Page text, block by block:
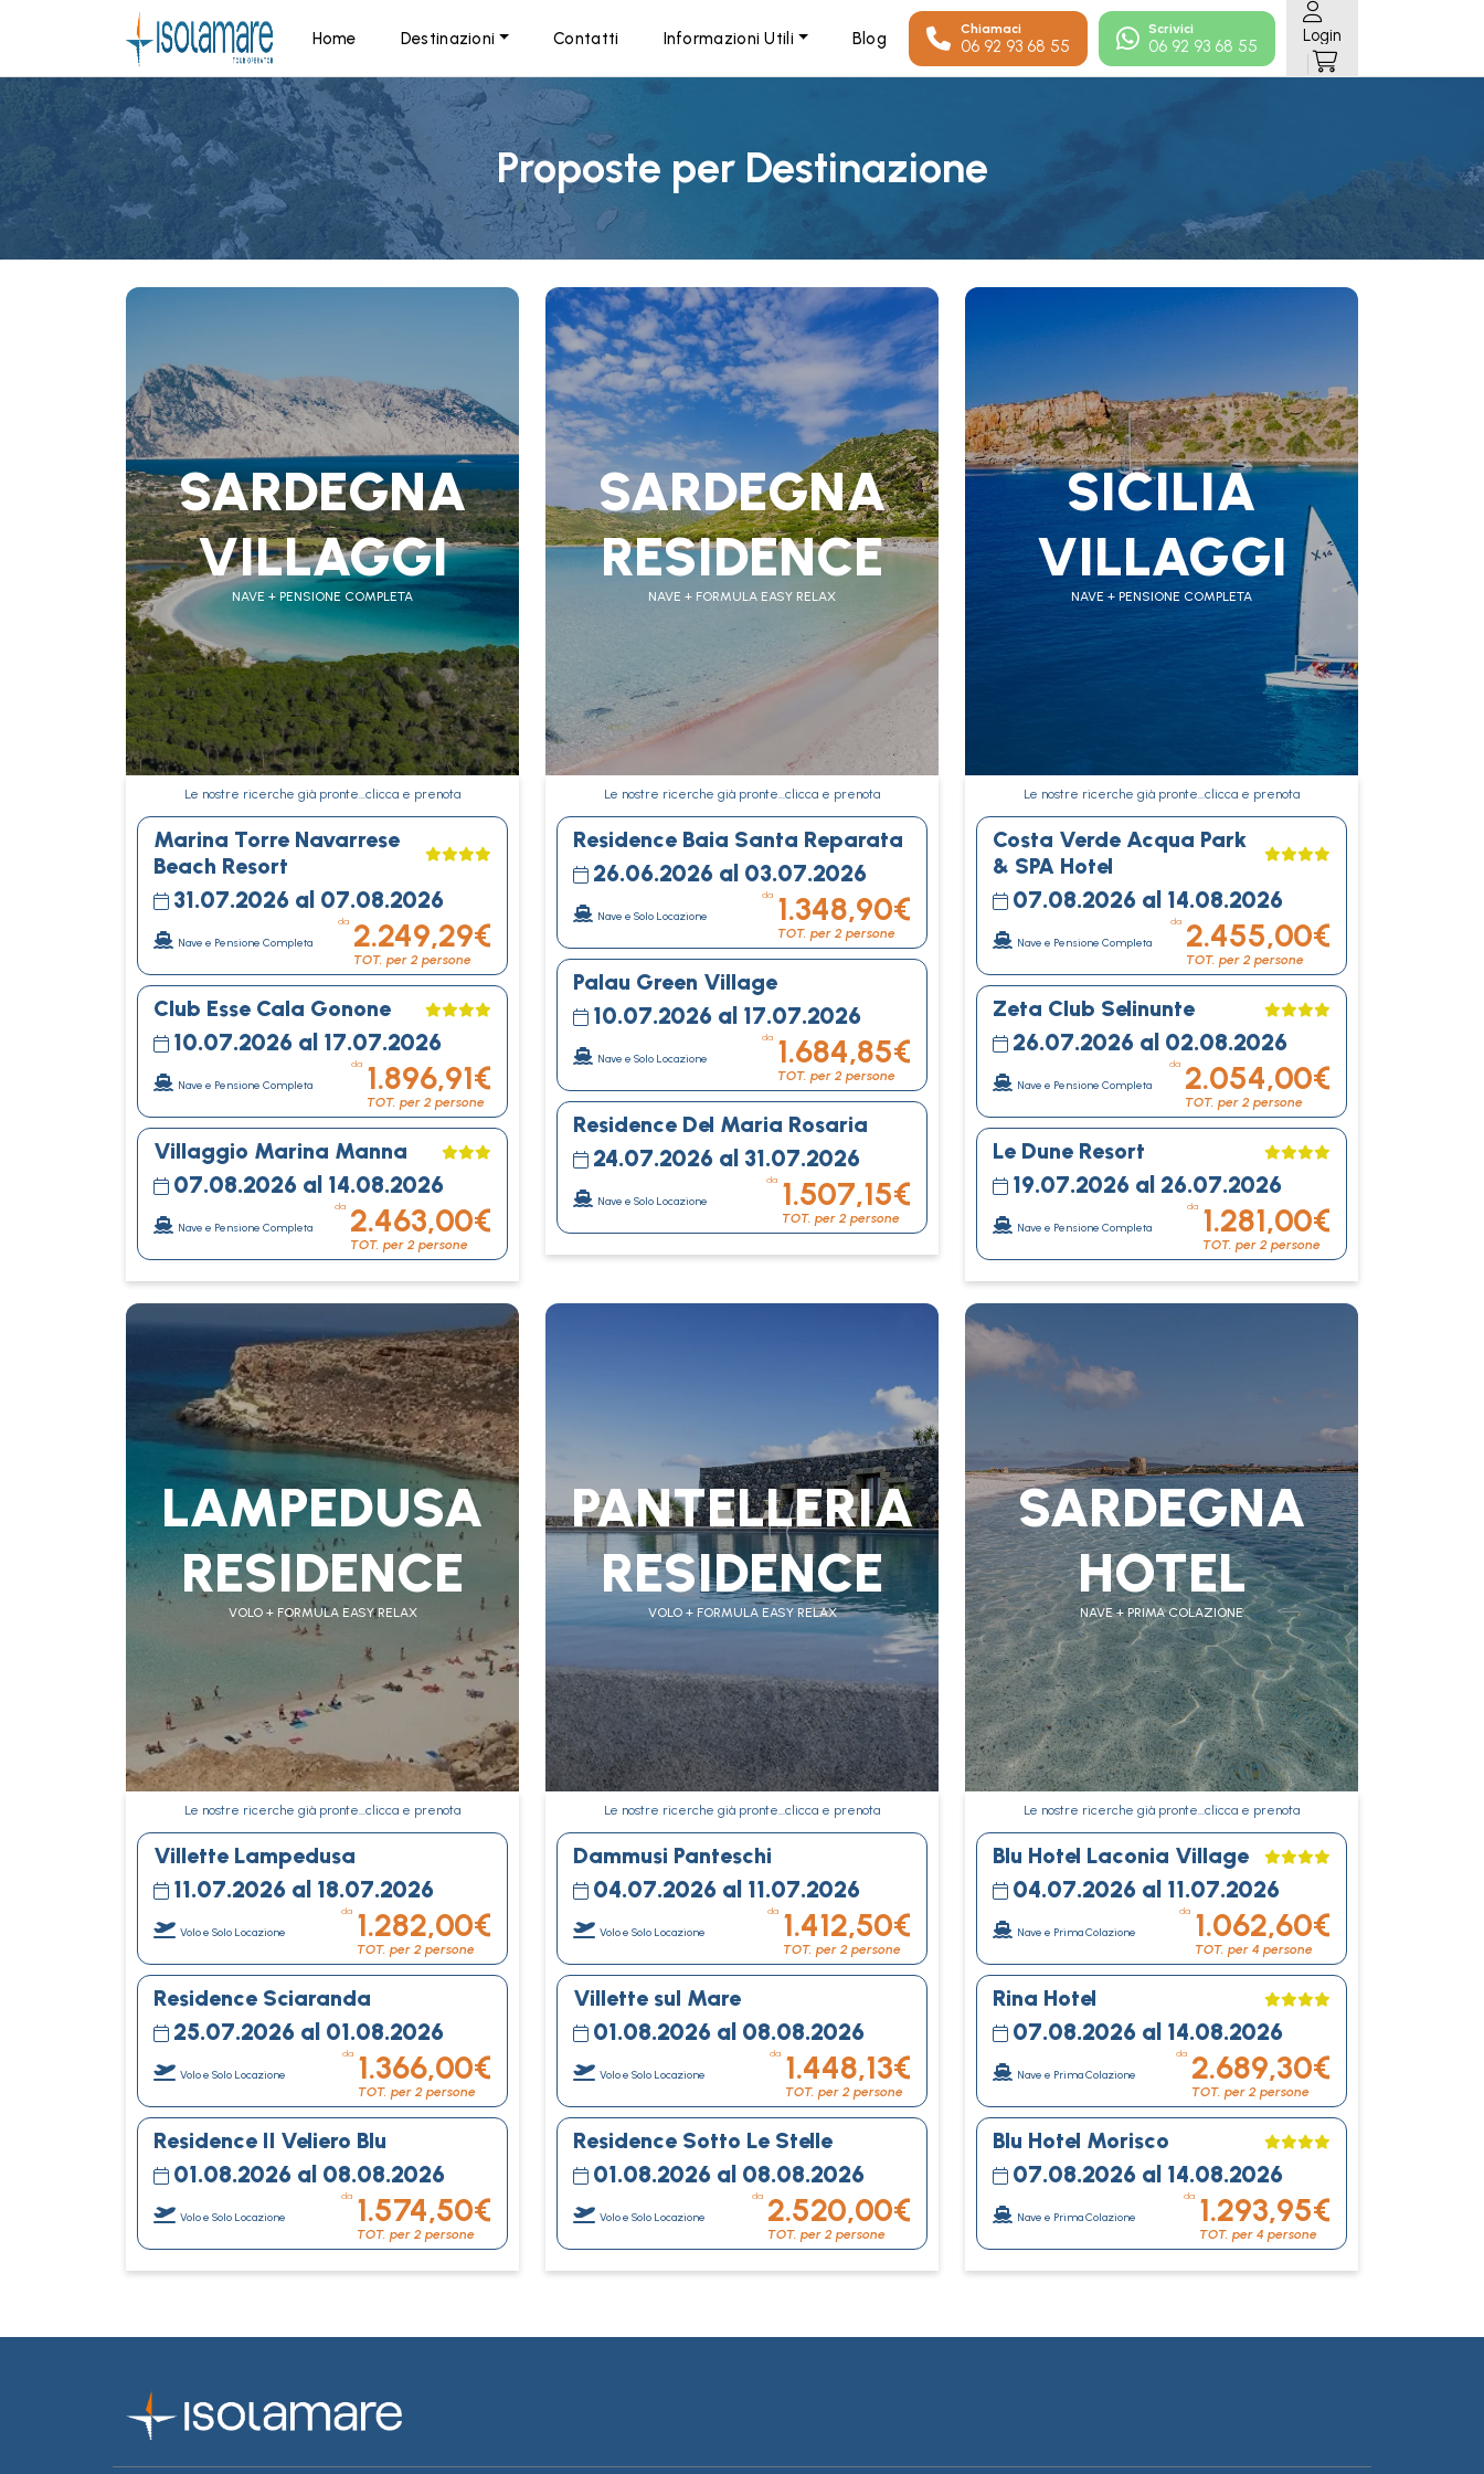
Home Destinazioni Contatti Informazioni Utili Blog Chiamaci
06 92 93 68 55
Scrivici
06 92 93 68 55
Login
Proposte per Destinazione
SARDEGNA
VILLAGGI
NAVE + PENSIONE COMPLETA
Le nostre ricerche già pronte…clicca e prenota
Marina Torre Navarrese
Beach Resort
31.07.2026 al 07.08.2026
Nave e Pensione Completa
da 2.249,29€
TOT. per 2 persone
Club Esse Cala Gonone
10.07.2026 al 17.07.2026
Nave e Pensione Completa
da 1.896,91€
TOT. per 2 persone
Villaggio Marina Manna
07.08.2026 al 14.08.2026
Nave e Pensione Completa
da 2.463,00€
TOT. per 2 persone
SARDEGNA
RESIDENCE
NAVE + FORMULA EASY RELAX
Le nostre ricerche già pronte…clicca e prenota
Residence Baia Santa Reparata
26.06.2026 al 03.07.2026
Nave e Solo Locazione
da 1.348,90€
TOT. per 2 persone
Palau Green Village
10.07.2026 al 17.07.2026
Nave e Solo Locazione
da 1.684,85€
TOT. per 2 persone
Residence Del Maria Rosaria
24.07.2026 al 31.07.2026
Nave e Solo Locazione
da 1.507,15€
TOT. per 2 persone
SICILIA
VILLAGGI
NAVE + PENSIONE COMPLETA
Le nostre ricerche già pronte…clicca e prenota
Costa Verde Acqua Park
& SPA Hotel
07.08.2026 al 14.08.2026
Nave e Pensione Completa
da 2.455,00€
TOT. per 2 persone
Zeta Club Selinunte
26.07.2026 al 02.08.2026
Nave e Pensione Completa
da 2.054,00€
TOT. per 2 persone
Le Dune Resort
19.07.2026 al 26.07.2026
Nave e Pensione Completa
da 1.281,00€
TOT. per 2 persone
LAMPEDUSA
RESIDENCE
VOLO + FORMULA EASY RELAX
Le nostre ricerche già pronte…clicca e prenota
Villette Lampedusa
11.07.2026 al 18.07.2026
Volo e Solo Locazione
da 1.282,00€
TOT. per 2 persone
Residence Sciaranda
25.07.2026 al 01.08.2026
Volo e Solo Locazione
da 1.366,00€
TOT. per 2 persone
Residence Il Veliero Blu
01.08.2026 al 08.08.2026
Volo e Solo Locazione
da 1.574,50€
TOT. per 2 persone
PANTELLERIA
RESIDENCE
VOLO + FORMULA EASY RELAX
Le nostre ricerche già pronte…clicca e prenota
Dammusi Panteschi
04.07.2026 al 11.07.2026
Volo e Solo Locazione
da 1.412,50€
TOT. per 2 persone
Villette sul Mare
01.08.2026 al 08.08.2026
Volo e Solo Locazione
da 1.448,13€
TOT. per 2 persone
Residence Sotto Le Stelle
01.08.2026 al 08.08.2026
Volo e Solo Locazione
da 2.520,00€
TOT. per 2 persone
SARDEGNA
HOTEL
NAVE + PRIMA COLAZIONE
Le nostre ricerche già pronte…clicca e prenota
Blu Hotel Laconia Village
04.07.2026 al 11.07.2026
Nave e Prima Colazione
da 1.062,60€
TOT. per 4 persone
Rina Hotel
07.08.2026 al 14.08.2026
Nave e Prima Colazione
da 2.689,30€
TOT. per 2 persone
Blu Hotel Morisco
07.08.2026 al 14.08.2026
Nave e Prima Colazione
da 1.293,95€
TOT. per 4 persone